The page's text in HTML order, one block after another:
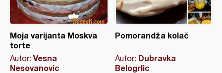
Moja varijanta Moskva
torte
Autor: Vesna
Nesovanovic
Pomorandža kolač
Autor: Dubravka
Belogrlic